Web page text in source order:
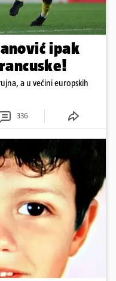
ipak
a u većini europskih
336